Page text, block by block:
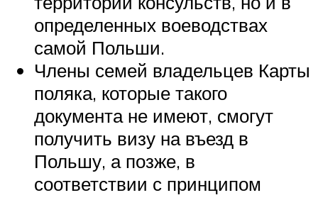
определенных воеводствах
самой Польши.
Члены семей владельцев Карты
поляка, которые такого
документа не имеют, смогут
получить визу на въезд в
Польшу, а позже, в
соответствии с принципом